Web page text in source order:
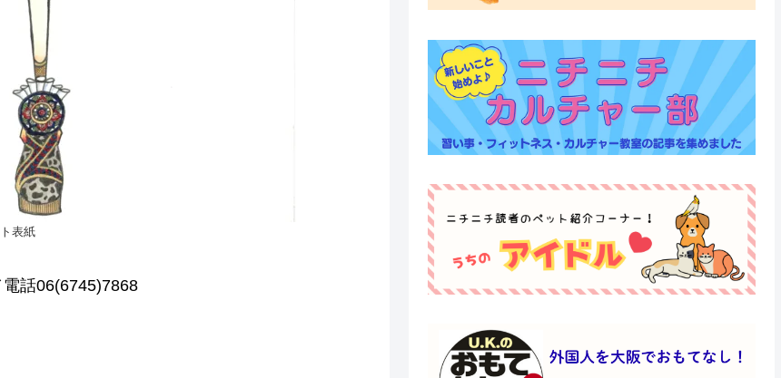
表紙
話06(6745)7868